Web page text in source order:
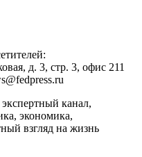
д. 3, стр. 3, офис 211
канал,
экономика,
взгляд на жизнь